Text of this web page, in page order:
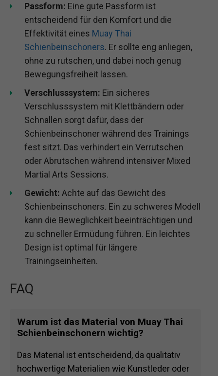
Passform: Eine gute Passform ist
entscheidend für den Komfort und die
Effektivität eines Muay Thai
Schienbeinschoners. Er sollte eng anliegen,
ohne zu rutschen, und dabei noch genug
Bewegungsfreiheit lassen.
Verschlusssystem: Ein sicheres
Verschlusssystem mit Klettbändern oder
Schnallen sorgt dafür, dass der
Schienbeinschoner während des Trainings
fest sitzt. Das verhindert ein Verrutschen
oder Abrutschen während intensiver Mixed
Martial Arts Sessions.
Gewicht: Achte auf das Gewicht des
Schienbeinschoners. Ein zu schweres Modell
kann die Beweglichkeit beeinträchtigen und
zu schneller Ermüdung führen. Ein leichtes
Design ist optimal für längere
Trainingseinheiten.
FAQ
Warum ist das Material von Muay Thai
Schienbeinschonern wichtig?
Das Material ist entscheidend, da qualitativ
hochwertige Materialien wie Kunstleder oder